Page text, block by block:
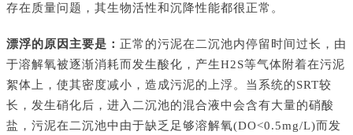
存在质量问题，其生物活性和沉降性能都很正常。
漂浮的原因主要是： 正常的污泥在二沉池内停留时间过长，由
于溶解氧被逐渐消耗而发生酸化，产生H2S等气体附着在污泥
絮体上，使其密度减小，造成污泥的上浮。当系统的SRT较
长，发生硝化后，进入二沉池的混合液中会含有大量的硝酸
盐，污泥在二沉池中由于缺乏足够溶解氧(DO<0.5mg/L)而发